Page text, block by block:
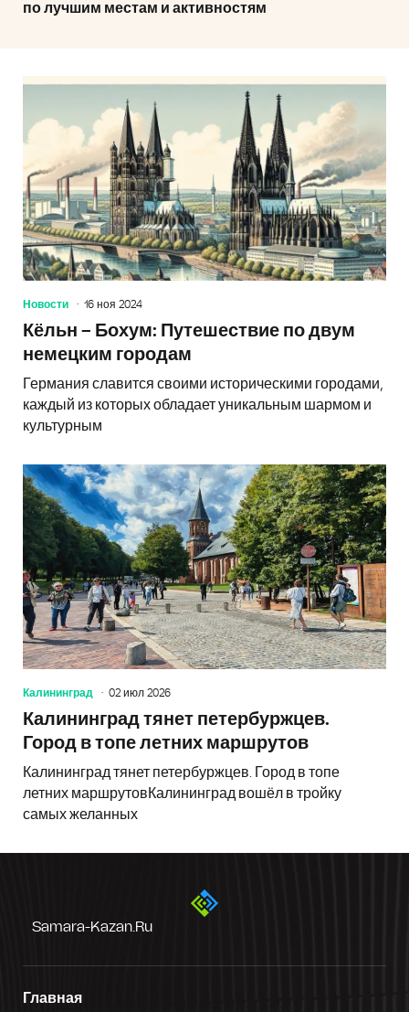
по лучшим местам и активностям
Новости 16 ноя 2024
Кёльн – Бохум: Путешествие по двум
немецким городам
Германия славится своими историческими городами,
каждый из которых обладает уникальным шармом и
культурным
Калининград 02 июл 2026
Калининград тянет петербуржцев.
Город в топе летних маршрутов
Калининград тянет петербуржцев. Город в топе
летних маршрутовКалининград вошёл в тройку
самых желанных
Samara-Kazan.ru
Главная